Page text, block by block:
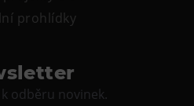
prohlídky
odběru novinek.